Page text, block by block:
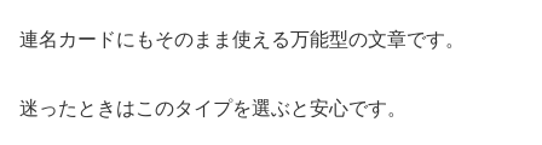
連名カードにもそのまま使える万能型の文章です。
迷ったときはこのタイプを選ぶと安心です。